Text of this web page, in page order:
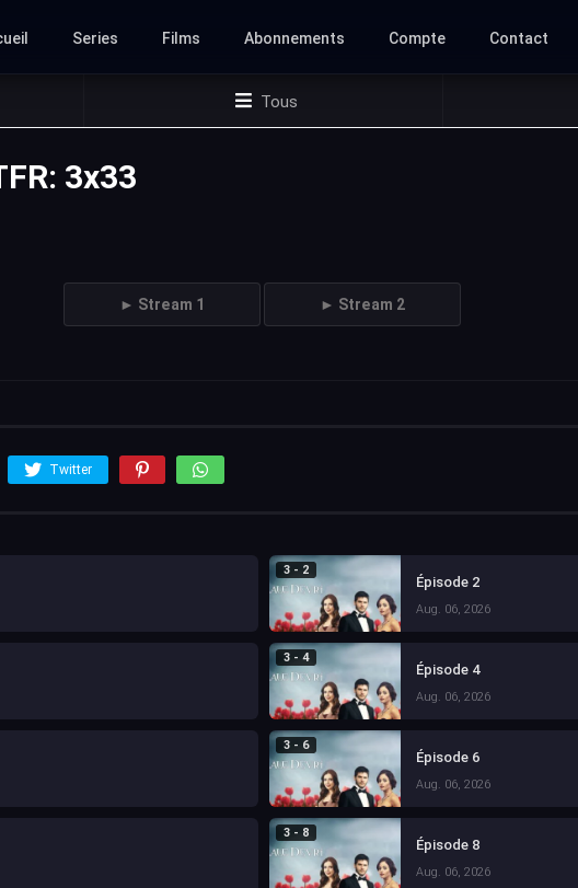
Series Films Abonnements Compte Contact
Tous
3x33
► Stream 1 ► Stream 2
Twitter
3 - 2
Épisode 2
Aug. 06, 2026
3 - 4
Épisode 4
Aug. 06, 2026
3 - 6
Épisode 6
Aug. 06, 2026
3 - 8
Épisode 8
Aug. 06, 2026